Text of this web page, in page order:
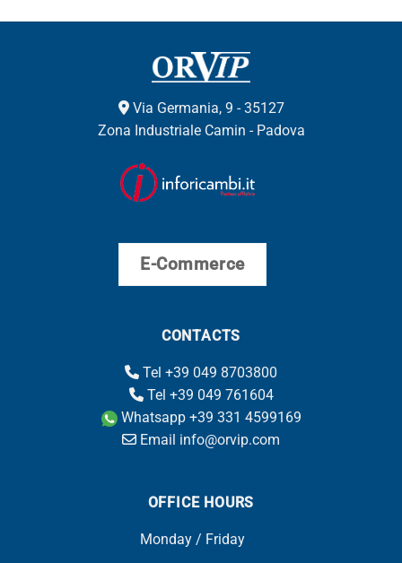
Via Germania, 9 - 35127
Zona Industriale Camin - Padova
E-Commerce
CONTACTS
Tel +39 049 8703800
Tel +39 049 761604
Whatsapp +39 331 4599169
Email info@orvip.com
OFFICE HOURS
Monday / Friday